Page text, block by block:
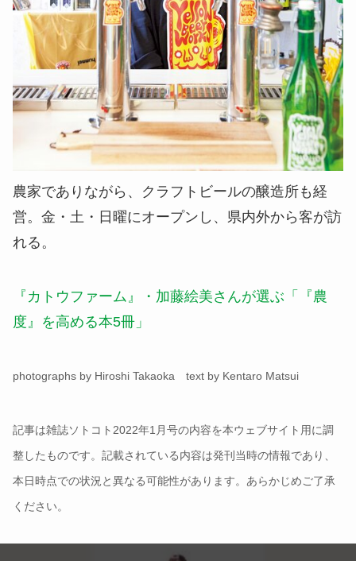
農家でありながら、クラフトビールの醸造所も経
営。金・土・日曜にオープンし、県内外から客が訪
れる。
『カトウファーム』・加藤絵美さんが選ぶ「『農
度』を高める本5冊」
photographs by Hiroshi Takaoka text by Kentaro Matsui
記事は雑誌ソトコト2022年1月号の内容を本ウェブサイト用に調
整したものです。記載されている内容は発刊当時の情報であり、
本日時点での状況と異なる可能性があります。あらかじめご了承
ください。